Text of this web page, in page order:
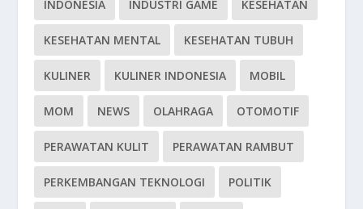
INDONESIA INDUSTRI GAME KESEHATAN
KESEHATAN MENTAL KESEHATAN TUBUH
KULINER KULINER INDONESIA MOBIL
MOM NEWS OLAHRAGA OTOMOTIF
PERAWATAN KULIT PERAWATAN RAMBUT
PERKEMBANGAN TEKNOLOGI POLITIK